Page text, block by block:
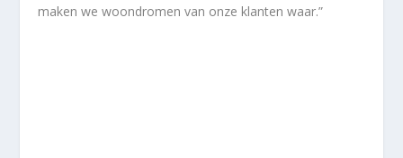
maken we woondromen van onze klanten waar.”